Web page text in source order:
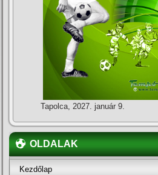
Tapolca, 2027. január 9.
OLDALAK
Kezdőlap